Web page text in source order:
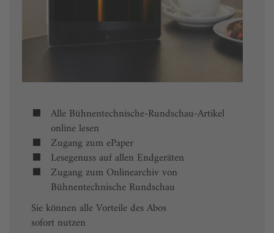
Alle Bühnentechnische-Rundschau-Artikel
online lesen
Zugang zum ePaper
Lesegenuss auf allen Endgeräten
Zugang zum Onlinearchiv von
Bühnentechnische Rundschau
Sie können alle Vorteile des Abos
sofort nutzen